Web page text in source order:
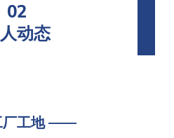
02
动态
工地 ——